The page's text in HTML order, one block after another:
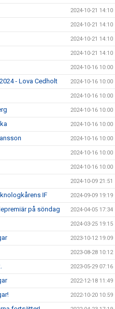
2024-10-21 14:10
2024-10-21 14:10
2024-10-21 14:10
2024-10-21 14:10
2024-10-16 10:00
- Lova Cedholt 2024-10-16 10:00
2024-10-16 10:00
2024-10-16 10:00
2024-10-16 10:00
2024-10-16 10:00
2024-10-16 10:00
2024-10-16 10:00
2024-10-09 21:51
IF 2024-09-09 19:19
på söndag 2024-04-05 17:34
2024-03-25 19:15
2023-10-12 19:09
2023-08-28 10:12
2023-05-29 07:16
2022-12-18 11:49
2022-10-20 10:59